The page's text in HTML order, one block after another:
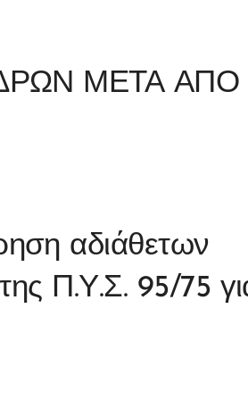
ΜΕΤΑ ΑΠΟ
αδιάθετων
Π.Υ.Σ. 95/75